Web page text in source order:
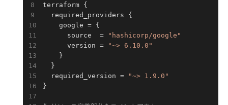
terraform {
  required_providers {
    google = {
      source  =
"hashicorp/google"
      version =
"~> 6.10.0"
    }
  }
  required_version =
"~> 1.9.0"
}